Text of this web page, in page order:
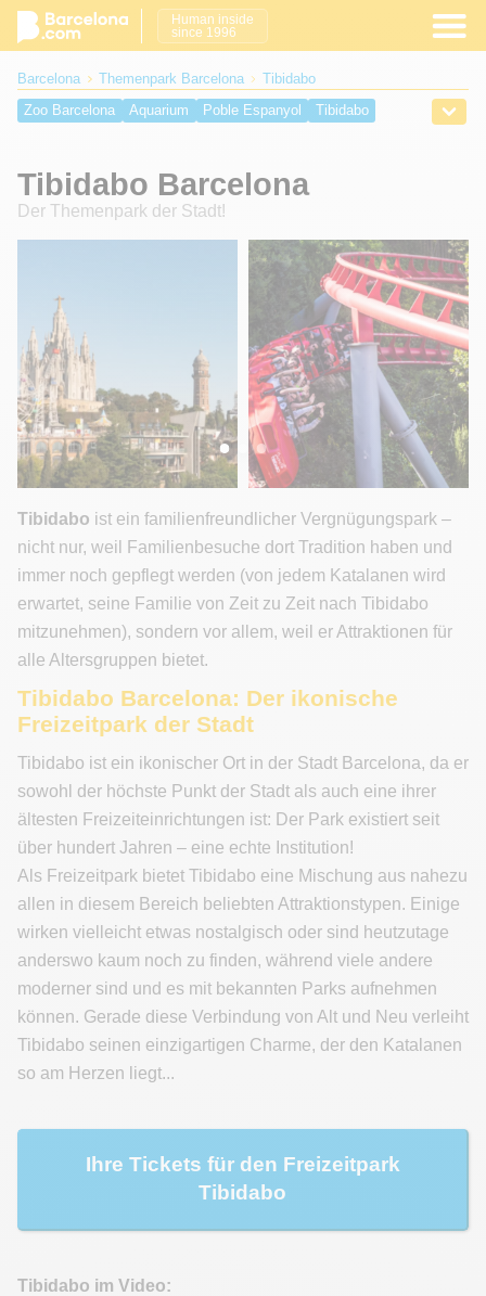
Human inside
since 1996
Barcelona Themenpark Barcelona
Tibidabo
Zoo Barcelona
Aquarium Poble Espanyol
Tibidabo
Tibidabo Barcelona
Der Themenpark der Stadt!
Tibidabo ist ein familienfreundlicher Vergnügungspark –
nicht nur, weil Familienbesuche dort Tradition haben und
immer noch gepflegt werden (von jedem Katalanen wird
erwartet, seine Familie von Zeit zu Zeit nach Tibidabo
mitzunehmen), sondern vor allem, weil er Attraktionen für
alle Altersgruppen bietet.
Tibidabo Barcelona: Der ikonische
Freizeitpark der Stadt
Tibidabo ist ein ikonischer Ort in der Stadt Barcelona, da er
sowohl der höchste Punkt der Stadt als auch eine ihrer
ältesten Freizeiteinrichtungen ist: Der Park existiert seit
über hundert Jahren – eine echte Institution!
Als Freizeitpark bietet Tibidabo eine Mischung aus nahezu
allen in diesem Bereich beliebten Attraktionstypen. Einige
wirken vielleicht etwas nostalgisch oder sind heutzutage
anderswo kaum noch zu finden, während viele andere
moderner sind und es mit bekannten Parks aufnehmen
können. Gerade diese Verbindung von Alt und Neu verleiht
Tibidabo seinen einzigartigen Charme, der den Katalanen
so am Herzen liegt...
Ihre Tickets für den Freizeitpark
Tibidabo
Tibidabo im Video: